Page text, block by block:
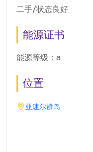
二手/状态良好
能源证书
能源等级：a
位置
亚速尔群岛